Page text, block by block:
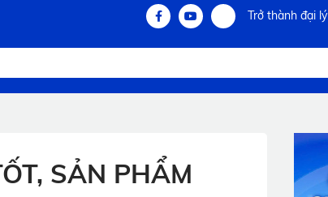
Trở thành đại lý
SẢN PHẨM